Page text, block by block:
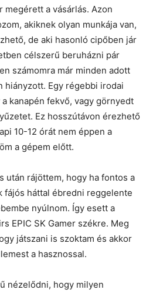
megérett a vásárlás. Azon
akiknek olyan munkája van,
de aki hasonló cipőben jár
célszerű beruházni pár
számomra már minden adott
hiányzott. Egy régebbi irodai
kanapén fekvő, vagy görnyedt
Ez hosszútávon érezhető
10-12 órát nem éppen a
a gépem előtt.
után rájöttem, hogy ha fontos a
fájós háttal ébredni reggelente
nyúlnom. Így esett a
EPIC SK Gamer székre. Meg
játszani is szoktam és akkor
a hasznossal.
nézelődni, hogy milyen